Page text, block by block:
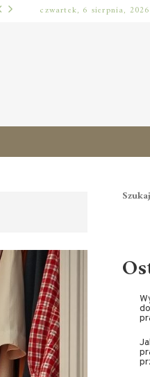
ERGONOMIA ZERA
czwartek, 6 sierpnia, 2026
Szukaj